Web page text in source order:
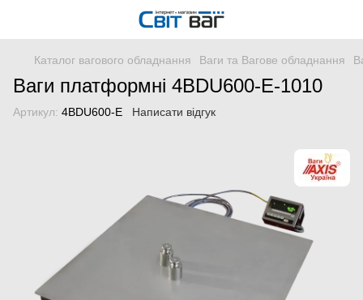
Каталог вагового обладнання Ваги та Вагове обладнання
Ваги платформні 4BDU600-Е-1010
Артикул: 4BDU600-Е Написати відгук